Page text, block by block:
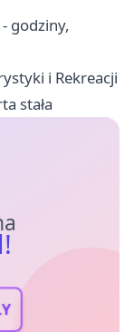
godziny,
i Rekreacji
stała